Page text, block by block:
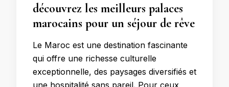
découvrez les meilleurs palaces
marocains pour un séjour de rêve
Le Maroc est une destination fascinante
qui offre une richesse culturelle
exceptionnelle, des paysages diversifiés et
une hospitalité sans pareil. Pour ceux